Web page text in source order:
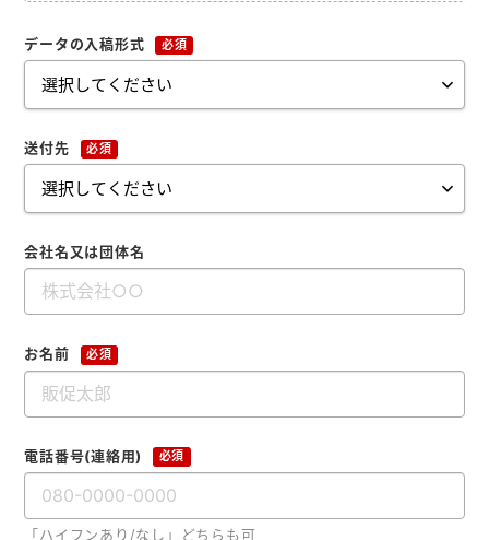
カレンダー本舗
カイロ本舗
ボックスティッシュ本舗
ウェットティッシュ本舗
うちわ本舗
ノベルティグッズ本舗
データの入稿形式 必須
送付先 必須
会社名又は団体名
お名前 必須
電話番号(連絡用) 必須
「ハイフンあり/なし」どちらも可